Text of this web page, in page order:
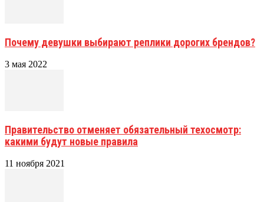
Почему девушки выбирают реплики дорогих брендов?
3 мая 2022
Правительство отменяет обязательный техосмотр:
какими будут новые правила
11 ноября 2021